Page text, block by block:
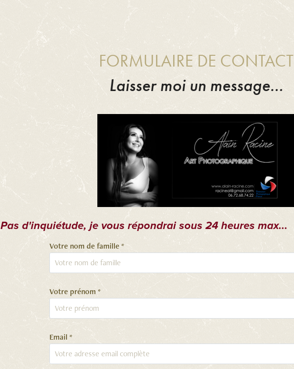
FORMULAIRE DE CONTACT
Laisser moi un message...
Pas d'inquiétude, je vous répondrai sous 24 heures max...
Votre nom de famille *
Votre prénom *
Email *